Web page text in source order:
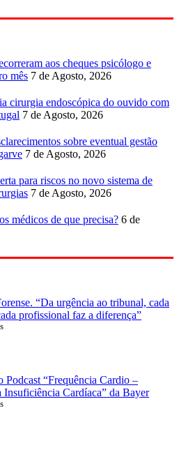
aos cheques psicólogo e
mês 7 de Agosto, 2026
cirurgia endoscópica do ouvido com
7 de Agosto, 2026
sobre eventual gestão
7 de Agosto, 2026
para riscos no novo sistema de
7 de Agosto, 2026
médicos de que precisa? 6 de
“Da urgência ao tribunal, cada
profissional faz a diferença”
Podcast “Frequência Cardio –
Insuficiência Cardíaca” da Bayer